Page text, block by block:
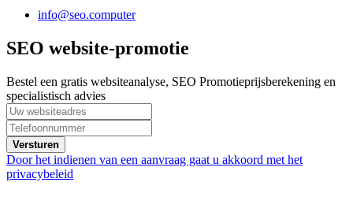
info@seo.computer
SEO website-promotie
Bestel een gratis websiteanalyse, SEO Promotieprijsberekening en
specialistisch advies
Versturen
Door het indienen van een aanvraag gaat u akkoord met het
privacybeleid